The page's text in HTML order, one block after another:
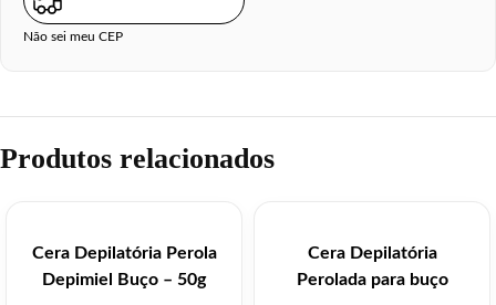
Não sei meu CEP
Produtos relacionados
Cera Depilatória Perola
Depimiel Buço – 50g
Cera Depilatória
Perolada para buço